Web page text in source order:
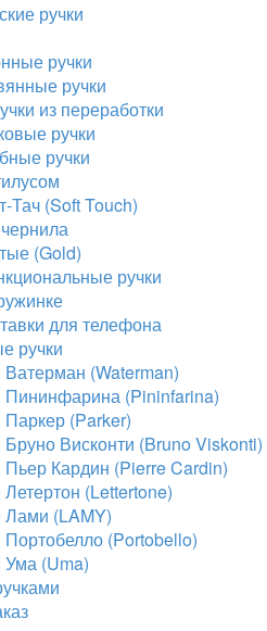
ручки
ручки
ручки
из переработки
ручки
ручки
Тач (Soft Touch)
(Gold)
ручки
для телефона
ручки
Ватерман (Waterman)
Пининфарина (Pininfarina)
Паркер (Parker)
Бруно Висконти (Bruno Viskonti)
Пьер Кардин (Pierre Cardin)
Летертон (Lettertone)
Лами (LAMY)
Портобелло (Portobello)
Ума (Uma)